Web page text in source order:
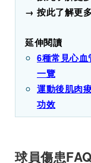
→ 按此了解更多
延伸閱讀
6種常見心
一覽
運動後肌肉
功效
球員傷患FAQ